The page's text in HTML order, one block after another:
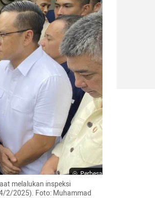
Perbesar
melalukan inspeksi
2/2025). Foto: Muhammad